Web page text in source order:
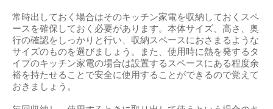
常時出しておく場合はそのキッチン家電を収納しておくスペ
ースを確保しておく必要があります。本体サイズ、高さ、奥
行の確認をしっかりと行い、収納スペースにおさまるような
サイズのものを選びましょう。また、使用時に熱を発するタ
イプのキッチン家電の場合は設置するスペースにある程度余
裕を持たせることで安全に使用することができるので覚えて
おきましょう。